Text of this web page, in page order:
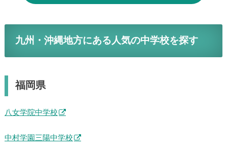
九州・沖縄地方にある人気の中学校を探す
福岡県
八女学院中学校
中村学園三陽中学校